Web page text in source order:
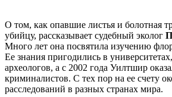
О том, как опавшие листья и болотная
убийцу, рассказывает судебный эколог
Много лет она посвятила изучению
Ее знания пригодились в
археологов, а с 2002 года Уилтшир
криминалистов. С тех пор на ее счету
расследований в разных странах мира.